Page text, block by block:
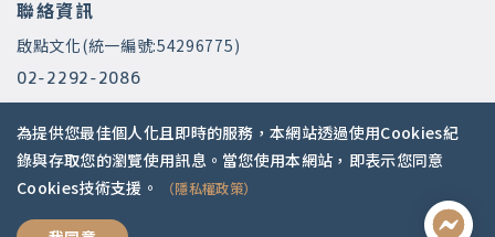
聯絡資訊
啟點文化(統一編號:54296775)
02-2292-2086
service@koob.com.tw
服務時間
週一至週五 10:00-18:00
國定假日公休
為提供您最佳個人化且即時的服務，本網站透過使用Cookies紀
錄與存取您的瀏覽使用訊息。當您使用本網站，即表示您同意
Cookies技術支援。
（隱私權政策）